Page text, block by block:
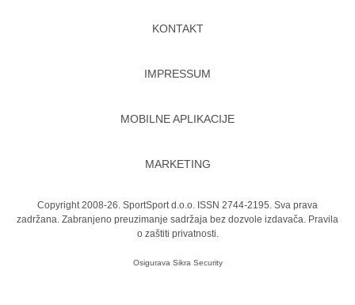
KONTAKT
IMPRESSUM
MOBILNE APLIKACIJE
MARKETING
Copyright 2008-26. SportSport d.o.o. ISSN 2744-2195. Sva prava
zadržana. Zabranjeno preuzimanje sadržaja bez dozvole izdavača. Pravila
o zaštiti privatnosti.
Osigurava Sikra Security